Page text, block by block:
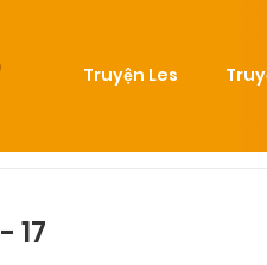
Truyện Les
17